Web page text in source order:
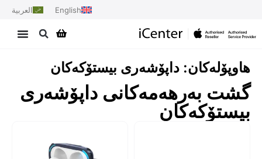
English العربية
داپۆشەری بیستۆکەکان
بەرهەمەکانی داپۆشەری